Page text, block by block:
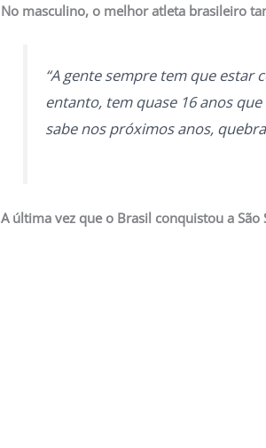
No masculino, o melhor atleta brasileiro
“A gente sempre tem que estar
entanto, tem quase 16 anos
sabe nos próximos anos,
A última vez que o Brasil conquistou a